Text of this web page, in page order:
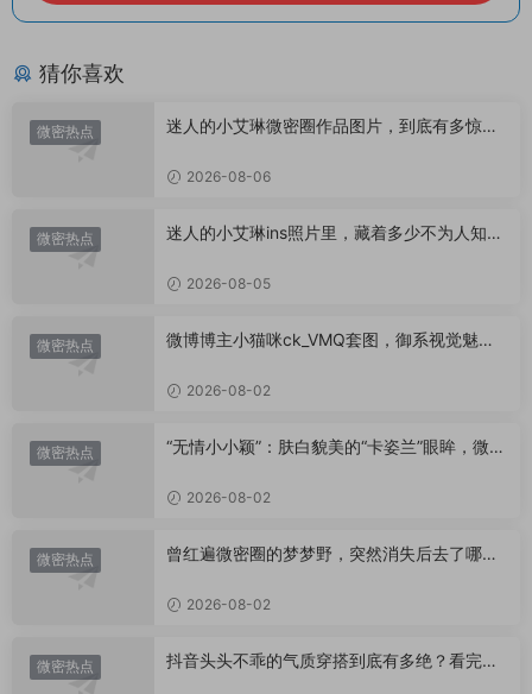
猜你喜欢
微密热点
迷人的小艾琳微密圈作品图片，到底有多惊
2026-08-06
微密热点
迷人的小艾琳ins照片里，藏着多少不为人知的
2026-08-05
微密热点
微博博主小猫咪ck_VMQ套图，御系视觉魅力
2026-08-02
微密热点
“无情小小颖”：肤白貌美的“卡姿兰”眼眸，微密
2026-08-02
微密热点
曾红遍微密圈的梦梦野，突然消失后去了哪
2026-08-02
微密热点
抖音头头不乖的气质穿搭到底有多绝？看完想